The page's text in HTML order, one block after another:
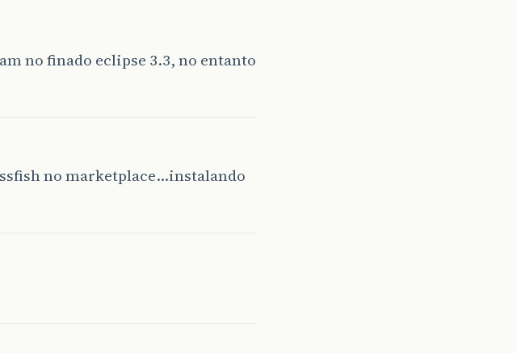
no finado eclipse 3.3, no entanto
no marketplace…instalando